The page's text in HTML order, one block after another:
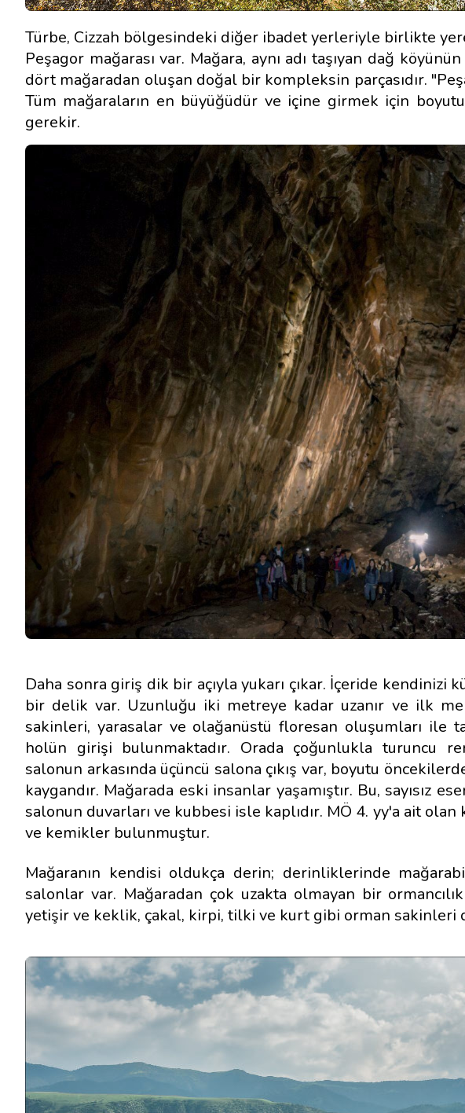
Türbe, Cizzah bölgesindeki diğer ibadet yerleriyle birlikte
Peşagor mağarası var. Mağara, aynı adı taşıyan dağ
dört mağaradan oluşan doğal bir kompleksin parçasıdır.
Tüm mağaraların en büyüğüdür ve içine girmek için
gerekir.
Daha sonra giriş dik bir açıyla yukarı çıkar. İçeride kendinizi
bir delik var. Uzunluğu iki metreye kadar uzanır ve ilk
sakinleri, yarasalar ve olağanüstü floresan oluşumları ile
holün girişi bulunmaktadır. Orada çoğunlukla turuncu
salonun arkasında üçüncü salona çıkış var, boyutu
kaygandır. Mağarada eski insanlar yaşamıştır. Bu, sayısız
salonun duvarları ve kubbesi isle kaplıdır. MÖ 4. yy'a ait
ve kemikler bulunmuştur.
Mağaranın kendisi oldukça derin; derinliklerinde
salonlar var. Mağaradan çok uzakta olmayan bir
yetişir ve keklik, çakal, kirpi, tilki ve kurt gibi orman sakinleri